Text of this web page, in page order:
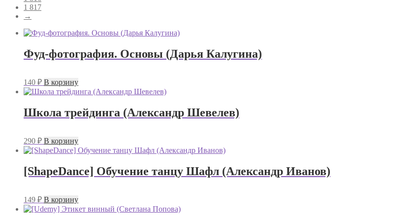
1 817
→
Фуд-фотография. Основы (Дарья Калугина)
140 ₽ В корзину
Школа трейдинга (Александр Шевелев)
290 ₽ В корзину
[ShapeDance] Обучение танцу Шафл (Александр Иванов)
149 ₽ В корзину